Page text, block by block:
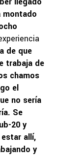
montado
de que
trabaja de
chamos
el
no sería
Se
20 y
allí,
y